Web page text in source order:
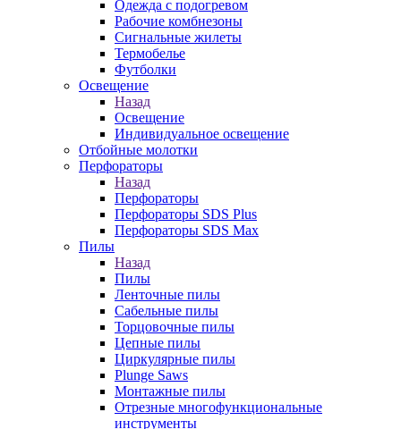
Одежда с подогревом
Рабочие комбнезоны
Сигнальные жилеты
Термобелье
Футболки
Освещение
Назад
Освещение
Индивидуальное освещение
Отбойные молотки
Перфораторы
Назад
Перфораторы
Перфораторы SDS Plus
Перфораторы SDS Max
Пилы
Назад
Пилы
Ленточные пилы
Сабельные пилы
Торцовочные пилы
Цепные пилы
Циркулярные пилы
Plunge Saws
Монтажные пилы
Отрезные многофункциональные
инструменты